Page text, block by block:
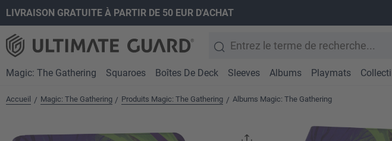
Passer à la navigation principale
LIVRAISON GRATUITE À PARTIR DE 50 EUR D'ACHAT
Magic: The Gathering Squaroes Boîtes De Deck Sleeves Albums Playmats
Accueil / Magic: The Gathering / Produits Magic: The Gathering / Albums Magic: The Gathering